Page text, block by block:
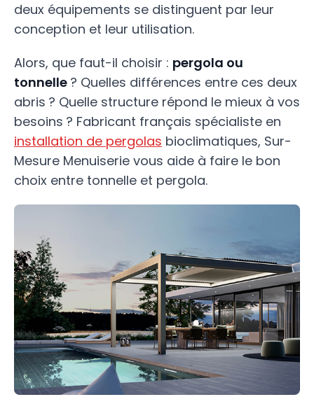
deux équipements se distinguent par leur
conception et leur utilisation.
Alors, que faut-il choisir : pergola ou
tonnelle ? Quelles différences entre ces deux
abris ? Quelle structure répond le mieux à vos
besoins ? Fabricant français spécialiste en
installation de pergolas bioclimatiques, Sur-
Mesure Menuiserie vous aide à faire le bon
choix entre tonnelle et pergola.